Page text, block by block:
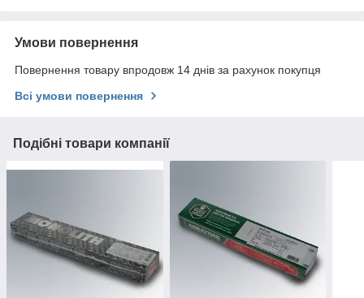
Умови повернення
Повернення товару впродовж 14 днів за рахунок покупця
Всі умови повернення
Подібні товари компанії